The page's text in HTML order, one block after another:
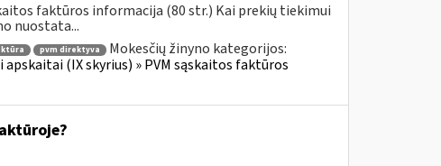
faktūros informacija (80 str.) Kai prekių tiekimui
nuostata...
pvm direktyva
Mokesčių žinyno kategorijos:
(IX skyrius) » PVM sąskaitos faktūros